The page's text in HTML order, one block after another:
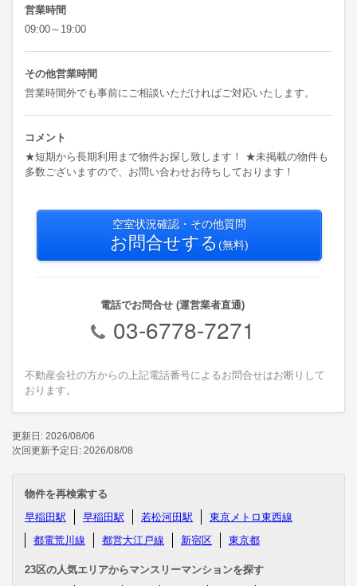
営業時間
09:00～19:00
その他営業時間
営業時間外でも事前にご相談いただければご対応いたします。
コメント
★短期から長期利用まで物件お探し致します！ ★未掲載の物件も
多数ございますので、お問い合わせお待ちしております！
空室状況確認・その他質問
お問合せする (無料)
電話でお問合せ (運営業者直通)
03-6778-7271
不動産会社の方からの上記電話番号によるお問合せはお断りして
おります。
更新日: 2026/08/06
次回更新予定日: 2026/08/08
物件を再検索する
早稲田駅
早稲田駅 若松河田駅
東京メトロ東西線
都電荒川線
都営大江戸線 新宿区 東京都
23区の人気エリアからマンスリーマンションを探す